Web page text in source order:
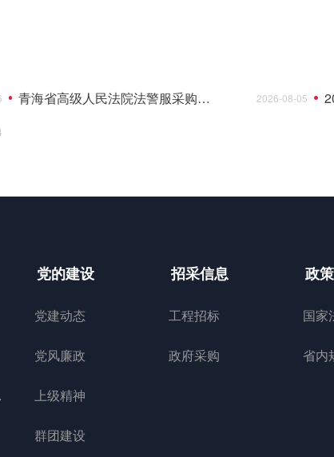
青海省高级人民法院法警服采购项目的竞争性谈判公告 2026-08-05
党的建设
党建动态
党风廉政
上级精神
群团建设
招采信息
工程招标
政府采购
政
国家
省内